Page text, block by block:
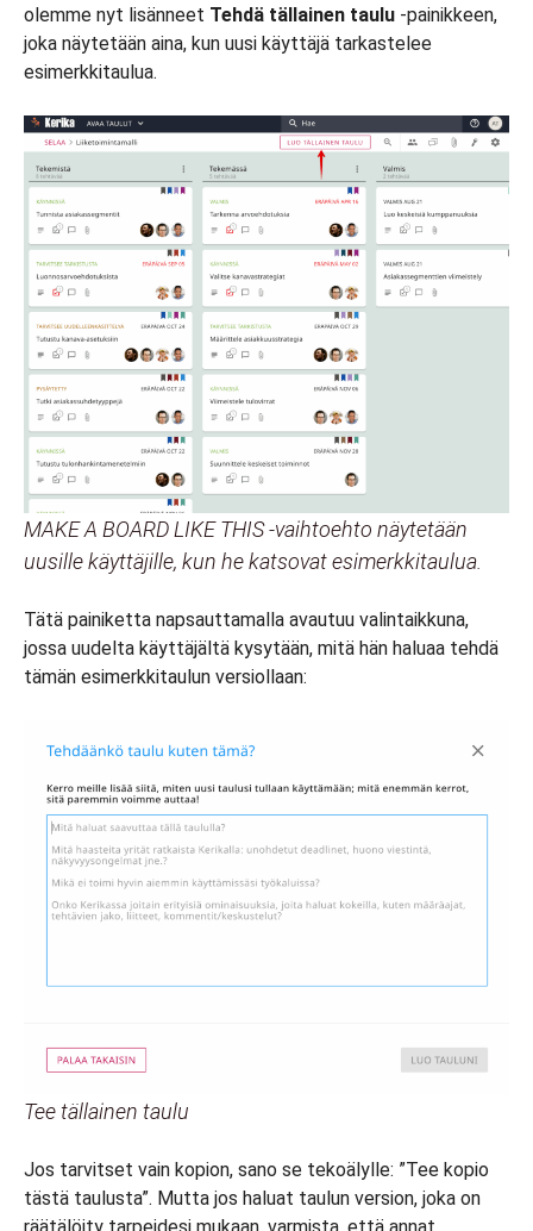
olemme nyt lisänneet Tehdä tällainen taulu -painikkeen,
joka näytetään aina, kun uusi käyttäjä tarkastelee
esimerkkitaulua.
MAKE A BOARD LIKE THIS -vaihtoehto näytetään
uusille käyttäjille, kun he katsovat esimerkkitaulua.
Tätä painiketta napsauttamalla avautuu valintaikkuna,
jossa uudelta käyttäjältä kysytään, mitä hän haluaa tehdä
tämän esimerkkitaulun versiollaan:
Tee tällainen taulu
Jos tarvitset vain kopion, sano se tekoälylle: ”Tee kopio
tästä taulusta”. Mutta jos haluat taulun version, joka on
räätälöity tarpeidesi mukaan, varmista, että annat